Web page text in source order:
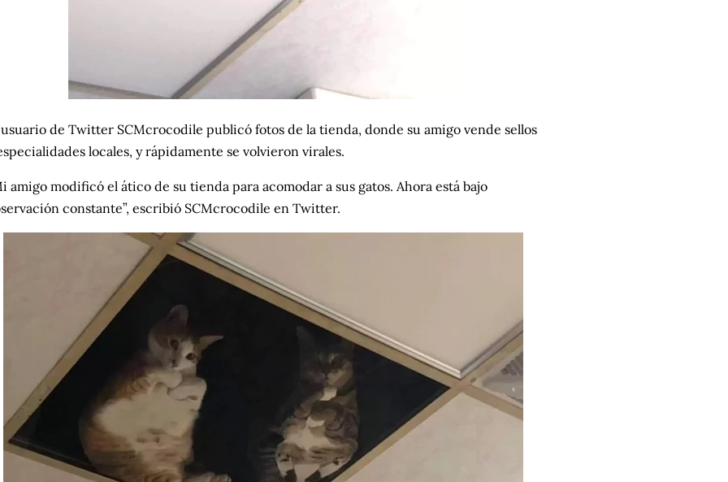
de Twitter SCMcrocodile publicó fotos de la tienda, donde su amigo vende sellos
locales, y rápidamente se volvieron virales.
amigo modificó el ático de su tienda para acomodar a sus gatos. Ahora está bajo
constante”, escribió SCMcrocodile en Twitter.